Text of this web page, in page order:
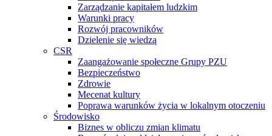
Zarządzanie kapitałem ludzkim
Warunki pracy
Rozwój pracowników
Dzielenie się wiedzą
CSR
Zaangażowanie społeczne Grupy PZU
Bezpieczeństwo
Zdrowie
Mecenat kultury
Poprawa warunków życia w lokalnym otoczeniu
Środowisko
Biznes w obliczu zmian klimatu